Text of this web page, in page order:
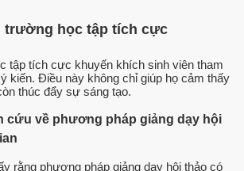
trường học tập tích cực
tập tích cực khuyến khích sinh viên tham
kiến. Điều này không chỉ giúp họ cảm thấy
thúc đẩy sự sáng tạo.
cứu về phương pháp giảng dạy hội
rằng phương pháp giảng dạy hội thảo có